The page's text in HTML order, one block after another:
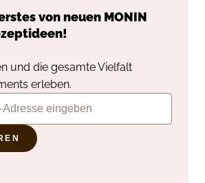
von neuen MONIN
und die gesamte Vielfalt
erleben.